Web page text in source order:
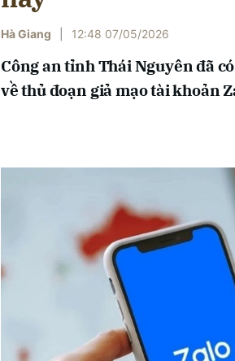
Hà Giang 12:48 07/05/2026
Công an tỉnh Thái Nguyên đã
về thủ đoạn giả mạo tài khoản